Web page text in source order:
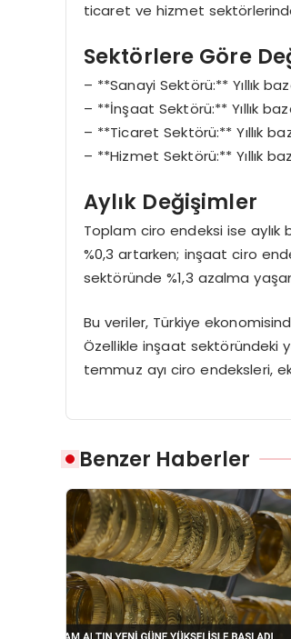
ticaret ve hizmet
Sektörlere Göre
– **Sanayi Sektörü:** Yıllık
– **İnşaat Sektörü:** Yıllık
– **Ticaret Sektörü:** Yıllık
– **Hizmet Sektörü:** Yıllık
Aylık Değişimler
Toplam ciro endeksi ise aylık
%0,3 artarken; inşaat ciro
sektöründe %1,3 azalma
Bu veriler, Türkiye
Özellikle inşaat sektöründeki
temmuz ayı ciro endeksleri,
Benzer Haberler